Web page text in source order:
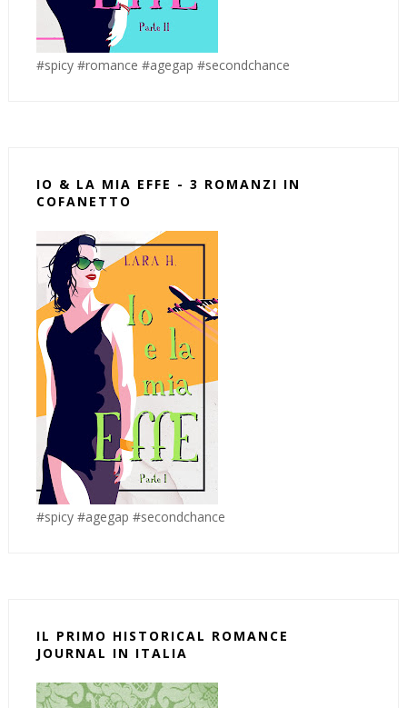
#spicy #romance #agegap #secondchance
IO & LA MIA EFFE - 3 ROMANZI IN
COFANETTO
#spicy #agegap #secondchance
IL PRIMO HISTORICAL ROMANCE
JOURNAL IN ITALIA